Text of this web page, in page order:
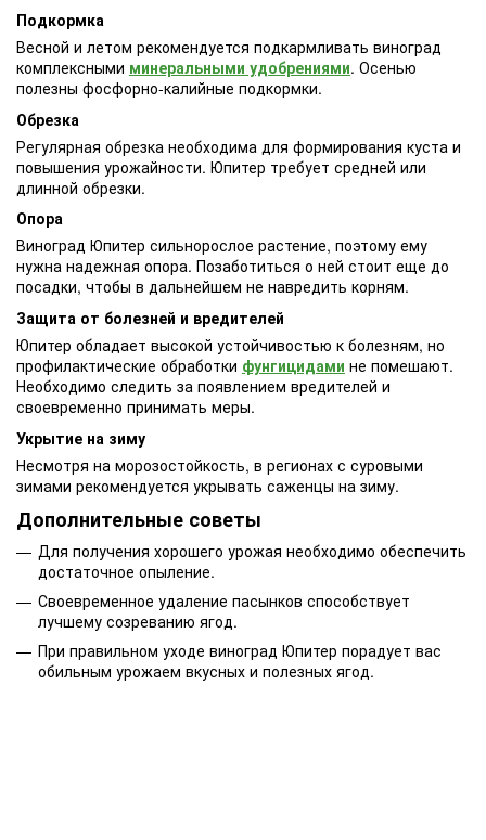
Подкормка
Весной и летом рекомендуется подкармливать виноград
комплексными минеральными удобрениями. Осенью
полезны фосфорно-калийные подкормки.
Обрезка
Регулярная обрезка необходима для формирования куста и
повышения урожайности. Юпитер требует средней или
длинной обрезки.
Опора
Виноград Юпитер сильнорослое растение, поэтому ему
нужна надежная опора. Позаботиться о ней стоит еще до
посадки, чтобы в дальнейшем не навредить корням.
Защита от болезней и вредителей
Юпитер обладает высокой устойчивостью к болезням, но
профилактические обработки фунгицидами не помешают.
Необходимо следить за появлением вредителей и
своевременно принимать меры.
Укрытие на зиму
Несмотря на морозостойкость, в регионах с суровыми
зимами рекомендуется укрывать саженцы на зиму.
Дополнительные советы
Для получения хорошего урожая необходимо обеспечить
достаточное опыление.
Своевременное удаление пасынков способствует
лучшему созреванию ягод.
При правильном уходе виноград Юпитер порадует вас
обильным урожаем вкусных и полезных ягод.